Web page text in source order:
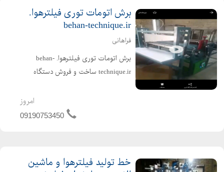
برش اتومات توری فیلترهوا.
behan-technique.ir
فراهانی
برش اتومات توری فیلترهوا. behan-
technique.ir ساخت و فروش دستگاه
تولید کنندگان فیلترهوا سبک وسنگین ،
گروه صنعتی بهان تکنیک ،دستگاه برش
امروز
09190753450
خط تولید فیلترهوا و ماشین